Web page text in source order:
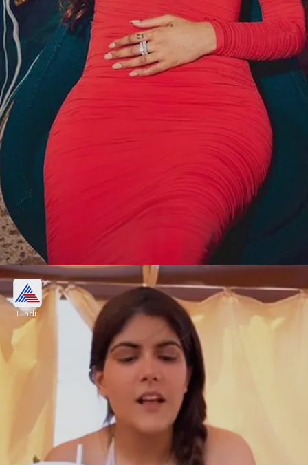
28 साल की अनन्या ने म्यूजिक इंडस्ट्री में बनाया
करियर
17 जुलाई, 1994 को पैदा हुईं अनन्या अभी 28 साल की हैं।
अनन्या ने बतौर सिंगर और म्यूजिशियन अपना करियर बनाया है।
Image credits: instagram
Hindi